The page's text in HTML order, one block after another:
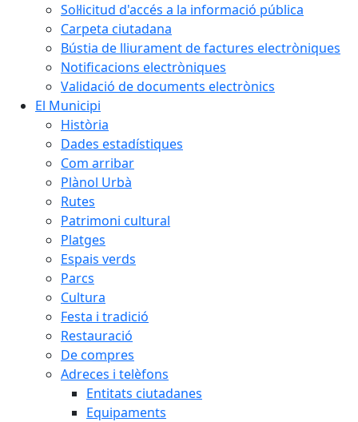
Sol·licitud d'accés a la informació pública
Carpeta ciutadana
Bústia de lliurament de factures electròniques
Notificacions electròniques
Validació de documents electrònics
El Municipi
Història
Dades estadístiques
Com arribar
Plànol Urbà
Rutes
Patrimoni cultural
Platges
Espais verds
Parcs
Cultura
Festa i tradició
Restauració
De compres
Adreces i telèfons
Entitats ciutadanes
Equipaments